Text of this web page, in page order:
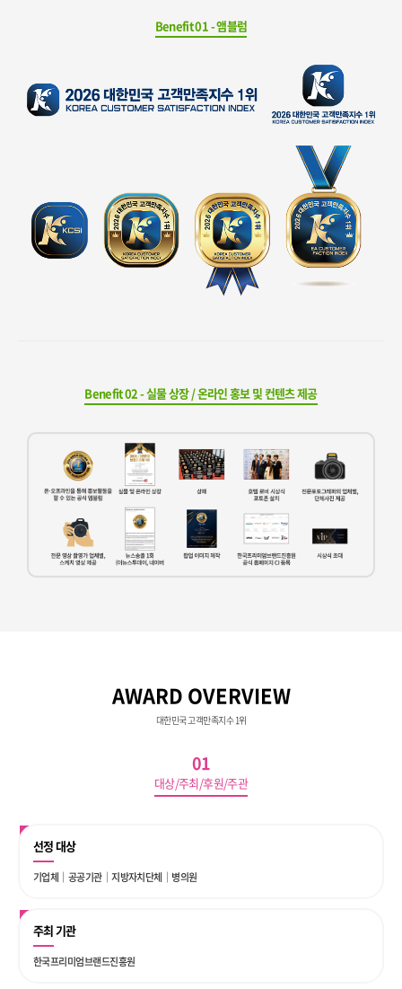
Benefit 01 - 앰블럼
Benefit 02 - 실물 상장 / 온라인 홍보 및 컨텐츠 제공
AWARD OVERVIEW
대한민국 고객만족지수 1위
01
대상/주최/후원/주관
선정 대상
기업체｜공공기관｜지방자치단체｜병의원
주최 기관
한국프리미엄브랜드진흥원